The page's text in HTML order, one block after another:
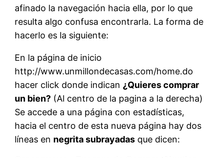
afinado la navegación hacia ella, por lo que
resulta algo confusa encontrarla. La forma de
hacerlo es la siguiente:
En la página de inicio
http://www.unmillondecasas.com/home.do
hacer click donde indican ¿Quieres comprar
un bien? (Al centro de la pagina a la derecha)
Se accede a una página con estadísticas,
hacia el centro de esta nueva página hay dos
líneas en negrita subrayadas que dicen: